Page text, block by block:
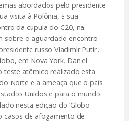
abordados pelo presidente
visita à Polônia, a sua
da cúpula do G20, na
sobre o aguardado encontro
russo Vladimir Putin.
em Nova York, Daniel
teste atômico realizado esta
Norte e a ameaça que o país
Unidos e para o mundo.
nesta edição do ‘Globo
casos de afogamento de